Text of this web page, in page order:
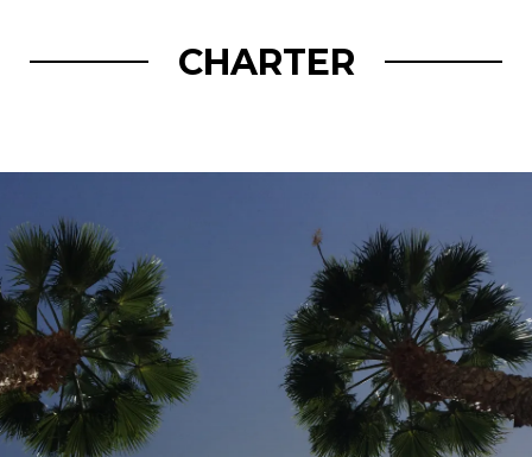
CHARTER